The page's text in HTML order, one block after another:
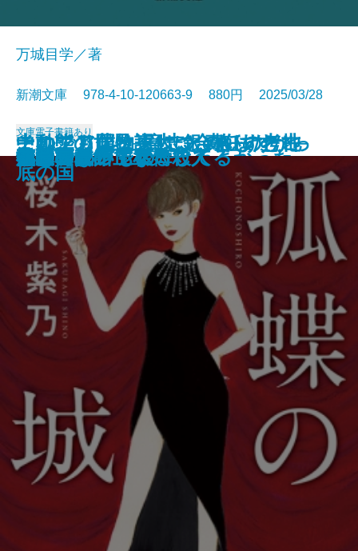
河を渡って木立の中へ
逃げろ逃げろ逃げろ！
灼熱の魂
銃を持つ花嫁
このクリニックはつぶれます！─
医療コンサル高柴一香の診断─
光の犬
中動態の世界─意志と責任の考古
学─
東大なんか入らなきゃよかった
それでも僕は東大に合格したかっ
た─偏差値35からの大逆転─
あの子とQ
万城目学／著
新潮文庫 978-4-10-120663-9 880円 2025/03/28
文庫電子書籍あり
孤蝶の城
春のこわいもの
アマチュア
ナルニア国物語4 銀のいすと地
底の国
母親になって後悔してる
族長の秋
美澄真白の正なる殺人
小暮写眞館〔上〕
小暮写眞館〔下〕
沈むフランシス